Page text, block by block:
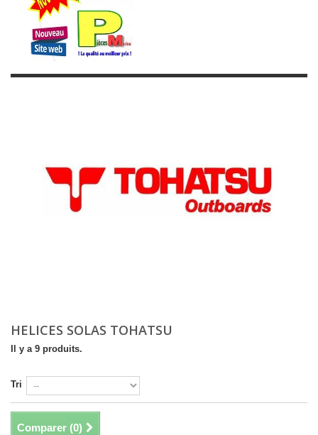
HELICES SOLAS TOHATSU
Il y a 9 produits.
Tri
Comparer (0)